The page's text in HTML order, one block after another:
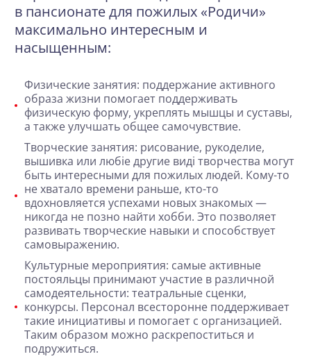
в пансионате для пожилых «Родичи»
максимально интересным и
насыщенным:
Физические занятия: поддержание активного
образа жизни помогает поддерживать
физическую форму, укреплять мышцы и суставы,
а также улучшать общее самочувствие.
Творческие занятия: рисование, рукоделие,
вышивка или любіе другие виді творчества могут
быть интересными для пожилых людей. Кому-то
не хватало времени раньше, кто-то
вдохновляется успехами новых знакомых —
никогда не позно найти хобби. Это позволяет
развивать творческие навыки и способствует
самовыражению.
Культурные мероприятия: самые активные
постояльцы принимают участие в различной
самодеятельности: театральные сценки,
конкурсы. Персонал всесторонне поддерживает
такие инициативы и помогает с организацией.
Таким образом можно раскрепоститься и
подружиться.